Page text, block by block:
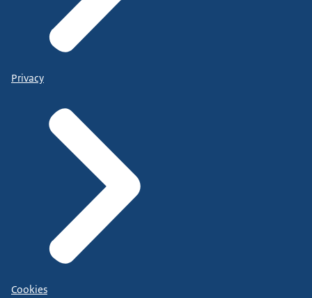
Privacy
Cookies